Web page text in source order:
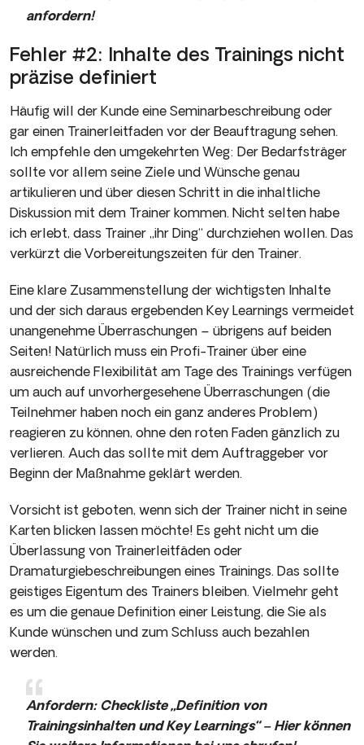
anfordern!
Fehler #2: Inhalte des Trainings nicht
präzise definiert
Häufig will der Kunde eine Seminarbeschreibung oder
gar einen Trainerleitfaden vor der Beauftragung sehen.
Ich empfehle den umgekehrten Weg: Der Bedarfsträger
sollte vor allem seine Ziele und Wünsche genau
artikulieren und über diesen Schritt in die inhaltliche
Diskussion mit dem Trainer kommen. Nicht selten habe
ich erlebt, dass Trainer „ihr Ding“ durchziehen wollen. Das
verkürzt die Vorbereitungszeiten für den Trainer.
Eine klare Zusammenstellung der wichtigsten Inhalte
und der sich daraus ergebenden Key Learnings vermeidet
unangenehme Überraschungen – übrigens auf beiden
Seiten! Natürlich muss ein Profi-Trainer über eine
ausreichende Flexibilität am Tage des Trainings verfügen
um auch auf unvorhergesehene Überraschungen (die
Teilnehmer haben noch ein ganz anderes Problem)
reagieren zu können, ohne den roten Faden gänzlich zu
verlieren. Auch das sollte mit dem Auftraggeber vor
Beginn der Maßnahme geklärt werden.
Vorsicht ist geboten, wenn sich der Trainer nicht in seine
Karten blicken lassen möchte! Es geht nicht um die
Überlassung von Trainerleitfäden oder
Dramaturgiebeschreibungen eines Trainings. Das sollte
geistiges Eigentum des Trainers bleiben. Vielmehr geht
es um die genaue Definition einer Leistung, die Sie als
Kunde wünschen und zum Schluss auch bezahlen
werden.
Anfordern: Checkliste „Definition von
Trainingsinhalten und Key Learnings“ – Hier können